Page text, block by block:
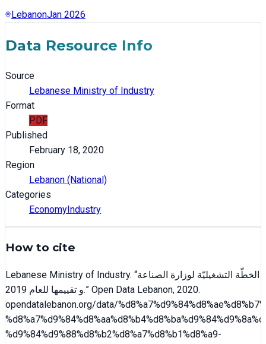
LebanonJan 2026
Data Resource Info
Source
Lebanese Ministry of Industry
Format
PDF
Published
February 18, 2020
Region
Lebanon (National)
Categories
Economy Industry
How to cite
Lebanese Ministry of Industry. “الخطّة التشغيليّة لوزارة الصناعة
و تقييمها للعام 2019.” Open Data Lebanon, 2020.
opendatalebanon.org/data/
%d9%84%d9%88%d8%b2%d8%a7%d8%b1%d8%a9-